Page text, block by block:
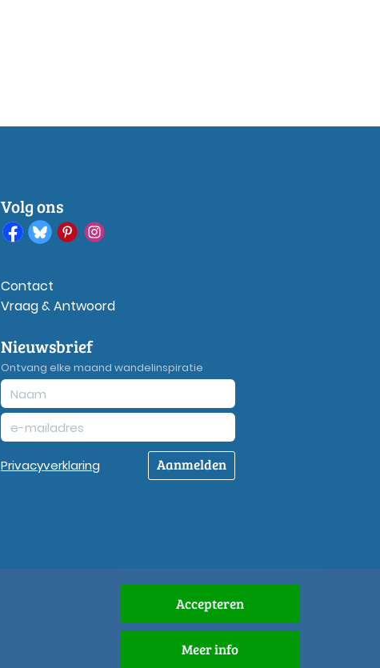
Volg ons
Contact
Vraag & Antwoord
Nieuwsbrief
Ontvang elke maand wandelinspiratie
Privacyverklaring Aanmelden
Accepteren
Meer info